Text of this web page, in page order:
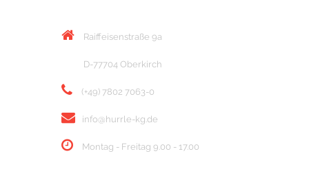
Raiffeisenstraße 9a
D-77704 Oberkirch
(+49) 7802 7063-0
info@hurrle-kg.de
Montag - Freitag 9.00 - 17.00